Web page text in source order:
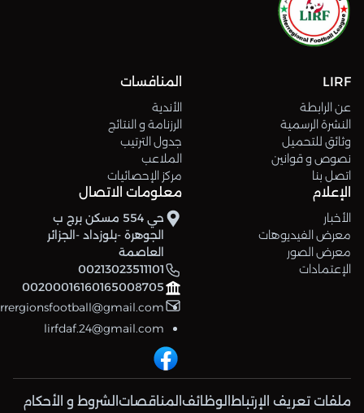
LIRF
عن الرابطة
النشرة الرسمية
وثائق للتحميل
نصوص و قوانين
اتصل بنا
المنافسات
الأندية
الرزنامة و النتائج
جدول الترتيب
الملاعب
مركز الإحصائيات
الإعلام
الأخبار
معرض الفيديوهات
معرض الصور
الإعتمادات
معلومات الاتصال
حي 554 مسكن برج ب
الجوهرة -بلوزداد -الجزائر
العاصمة
00213023511101
00200016160165008705
lirfdaf.24@gmail.com
ملفات تعريف الإرتباط الوظائف المناقصات الشروط و الأحكام